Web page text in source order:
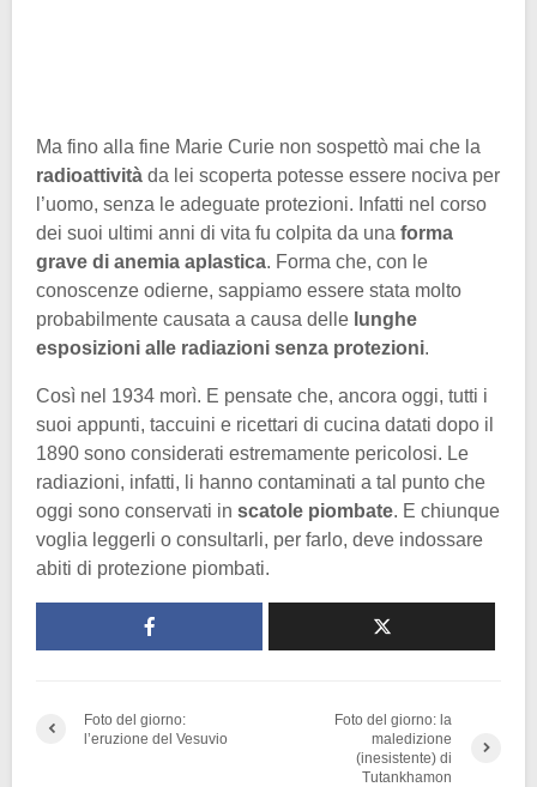
Ma fino alla fine Marie Curie non sospettò mai che la
radioattività da lei scoperta potesse essere nociva per
l’uomo, senza le adeguate protezioni. Infatti nel corso
dei suoi ultimi anni di vita fu colpita da una forma
grave di anemia aplastica. Forma che, con le
conoscenze odierne, sappiamo essere stata molto
probabilmente causata a causa delle lunghe
esposizioni alle radiazioni senza protezioni.
Così nel 1934 morì. E pensate che, ancora oggi, tutti i
suoi appunti, taccuini e ricettari di cucina datati dopo il
1890 sono considerati estremamente pericolosi. Le
radiazioni, infatti, li hanno contaminati a tal punto che
oggi sono conservati in scatole piombate. E chiunque
voglia leggerli o consultarli, per farlo, deve indossare
abiti di protezione piombati.
Foto del giorno:
l’eruzione del Vesuvio
Foto del giorno: la
maledizione
(inesistente) di
Tutankhamon